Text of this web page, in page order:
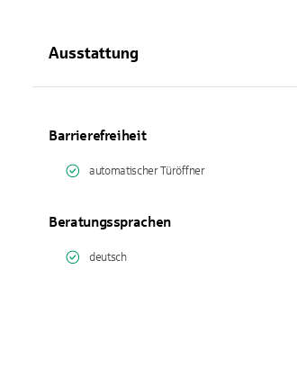
Ausstattung
Barrierefreiheit
automatischer Türöffner
Beratungssprachen
deutsch